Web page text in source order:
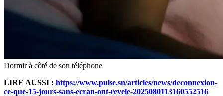
Dormir à côté de son téléphone
LIRE AUSSI : https://www.pulse.sn/articles/news/deconnexion-
ce-que-15-jours-sans-ecran-ont-revele-2025080113160552516